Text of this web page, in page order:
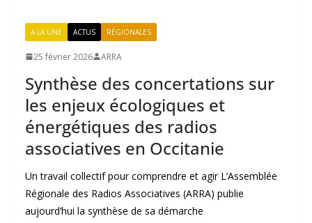
A LA UNE ACTUS RÉGIONALES
25 février 2026 ARRA
Synthèse des concertations sur
les enjeux écologiques et
énergétiques des radios
associatives en Occitanie
Un travail collectif pour comprendre et agir L’Assemblée
Régionale des Radios Associatives (ARRA) publie
aujourd’hui la synthèse de sa démarche